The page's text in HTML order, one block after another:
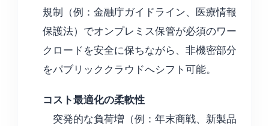
規制（例：金融庁ガイドライン、医療情報
保護法）でオンプレミス保管が必須のワー
クロードを安全に保ちながら、非機密部分
をパブリッククラウドへシフト可能。
コスト最適化の柔軟性
突発的な負荷増（例：年末商戦、新製品